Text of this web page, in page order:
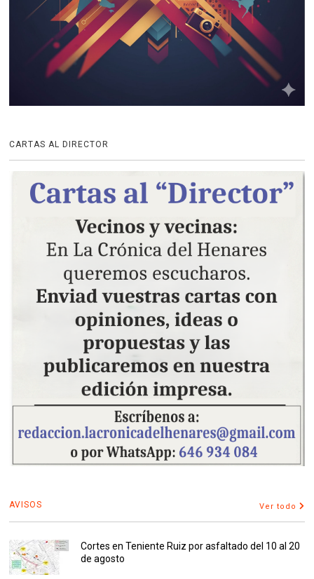
CARTAS AL DIRECTOR
AVISOS Ver todo
Cortes en Teniente Ruiz por asfaltado del 10 al 20
de agosto